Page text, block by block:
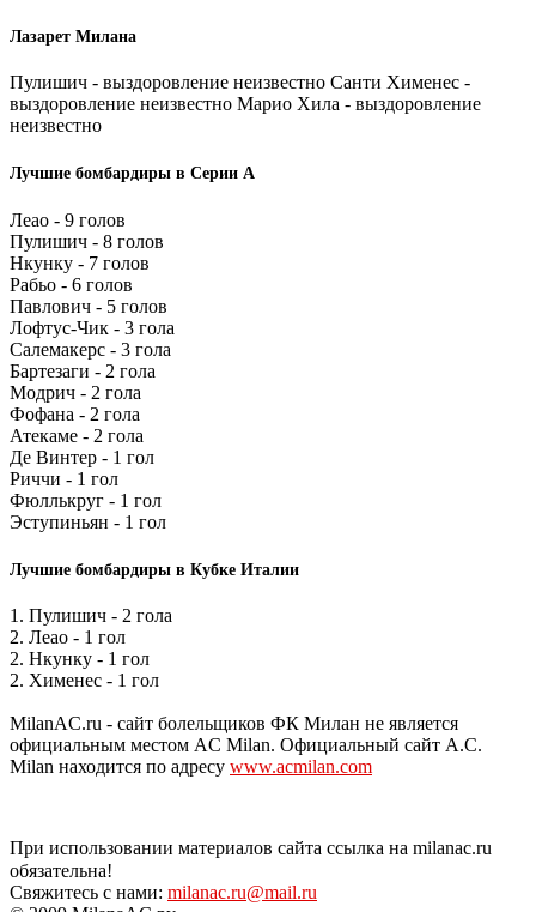
Лазарет Милана
Пулишич - выздоровление неизвестно Санти Хименес -
выздоровление неизвестно Марио Хила - выздоровление
неизвестно
Лучшие бомбардиры в Серии А
Леао - 9 голов
Пулишич - 8 голов
Нкунку - 7 голов
Рабьо - 6 голов
Павлович - 5 голов
Лофтус-Чик - 3 гола
Салемакерс - 3 гола
Бартезаги - 2 гола
Модрич - 2 гола
Фофана - 2 гола
Атекаме - 2 гола
Де Винтер - 1 гол
Риччи - 1 гол
Фюллькруг - 1 гол
Эступиньян - 1 гол
Лучшие бомбардиры в Кубке Италии
1. Пулишич - 2 гола
2. Леао - 1 гол
2. Нкунку - 1 гол
2. Хименес - 1 гол
MilanAC.ru - сайт болельщиков ФК Милан не является
официальным местом AC Milan. Официальный сайт A.C.
Milan находится по адресу www.acmilan.com
При использовании материалов сайта ссылка на milanac.ru
обязательна!
Свяжитесь с нами: milanac.ru@mail.ru